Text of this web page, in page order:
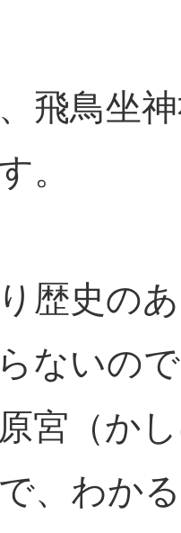
飛鳥坐
。
歴史の
ないの
宮（か
、わか